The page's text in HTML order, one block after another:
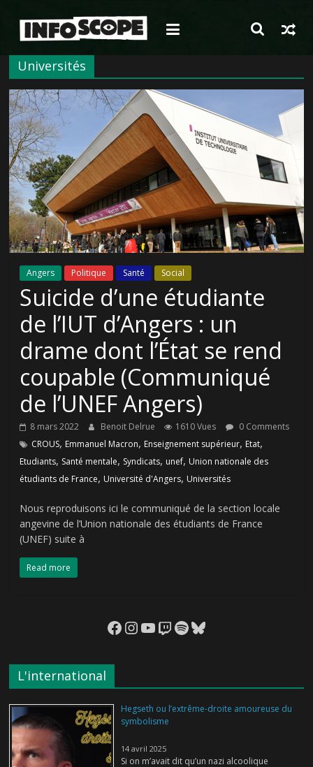
contenu
Universités
Angers Politique Santé Social
Suicide d’une étudiante
de l’IUT d’Angers : un
drame dont l’État se rend
coupable (Communiqué
de l’UNEF Angers)
8 mars 2022 Benoit Delrue 1610 Vues
0 Comments
CROUS, Emmanuel Macron, Enseignement supérieur, Etat,
Etudiants, Santé mentale, Syndicats, unef, Union nationale des
étudiants de France, Université d'Angers, Universités
Nous reproduisons ici le communiqué de la section locale
angevine de l’Union nationale des étudiants de France
(UNEF) suite à
Read more
Facebook
Instagram
YouTube
Twitch
Spotify
Bluesky
L'international
Hegseth ou l’extrême-droite amoureuse du
symbolisme
14 avril 2025
Si on m’avait dit qu’un nazi alcoolique